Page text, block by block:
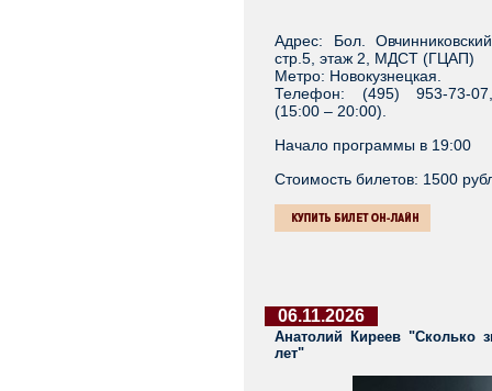
Адрес: Бол.
стр.5, этаж 2, МДСТ (ГЦАП)
Метро: Новокузнецкая.
Телефон: (495) 953-73-
(15:00 – 20:00).
Начало программы в 19:00
Стоимость билетов: 1500
06.11.2026
Анатолий Киреев "Сколько
лет"